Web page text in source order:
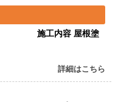
容 屋根塗
詳細はこちら